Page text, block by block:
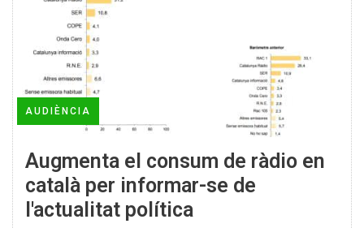
AUDIÈNCIA
Augmenta el consum de ràdio en
català per informar-se de
l'actualitat política